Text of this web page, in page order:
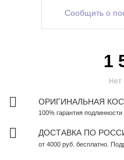
Сообщить о
Нет
1
ОРИГИНАЛЬНАЯ
100% гарантия подлинности
ДОСТАВКА ПО
от 4000 руб. бесплатно.